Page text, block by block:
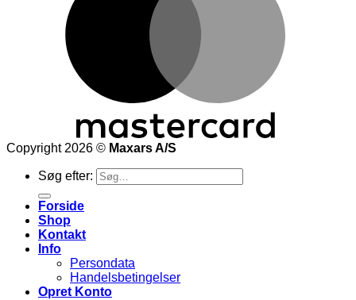
Copyright 2026 © Maxars A/S
Søg efter:
Forside
Shop
Kontakt
Info
Persondata
Handelsbetingelser
Opret Konto